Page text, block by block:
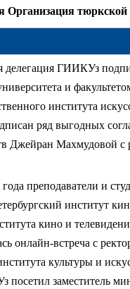
Организация
ГИИКУз
и
института
ряд выгодных
Джейран Махмудовой
преподаватели и
институт
кино и
онлайн-встреча с
культуры и
заместитель